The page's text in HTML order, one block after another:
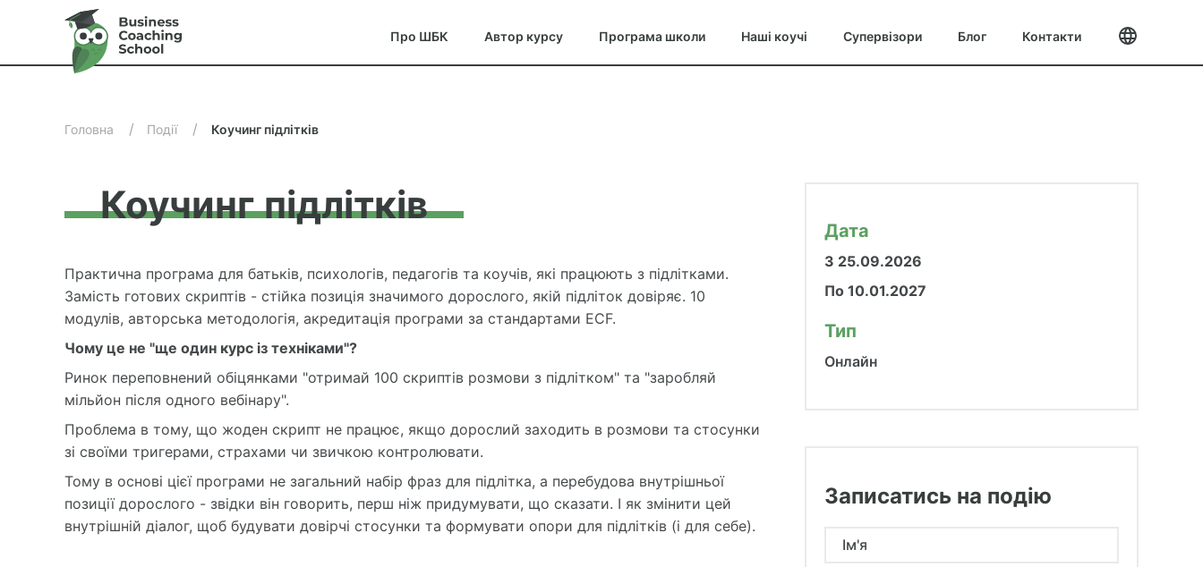
Мова
Про ШБК Автор курсу Програма школи Наші коучі Супервізори Блог Контакти
П
о
н
к
о
в
н
а
в
і
г
а
ц
і
Головна Події Коучинг підлітків
Коучинг підлітків
Практична програма для батьків, психологів, педагогів та коучів, які працюють з підлітками.
Замість готових скриптів - стійка позиція значимого дорослого, якій підліток довіряє. 10
модулів, авторська методологія, акредитація програми за стандартами ECF.
Чому це не "ще один курс із техніками"?
Ринок переповнений обіцянками "отримай 100 скриптів розмови з підлітком" та "заробляй
мільйон після одного вебінару".
Проблема в тому, що жоден скрипт не працює, якщо дорослий заходить в розмови та стосунки
зі своїми тригерами, страхами чи звичкою контролювати.
Тому в основі цієї програми не загальний набір фраз для підлітка, а перебудова внутрішньої
позиції дорослого - звідки він говорить, перш ніж придумувати, що сказати. І як змінити цей
внутрішній діалог, щоб будувати довірчі стосунки та формувати опори для підлітків (і для себе).
Дата
З 25.09.2026
По 10.01.2027
Тип
Онлайн
Записатись на подію
Ім'я